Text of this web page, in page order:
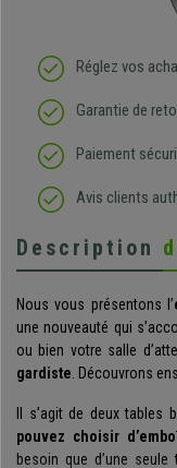
Réglez vos
Garantie de
Paiement
Avis clients
Description
Nous vous présentons l’
une nouveauté qui
ou bien votre salle
gardiste. Découvrons
Il s’agit de deux tables
pouvez choisir
besoin que d’une